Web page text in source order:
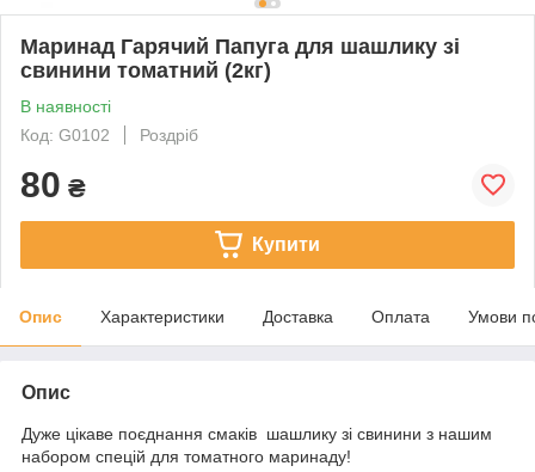
Маринад Гарячий Папуга для шашлику зі
свинини томатний (2кг)
В наявності
Код: G0102
Роздріб
80 ₴
Купити
Опис Характеристики Доставка Оплата Умови
Опис
Дуже цікаве поєднання смаків шашлику зі свинини з нашим
набором спецій для томатного маринаду!